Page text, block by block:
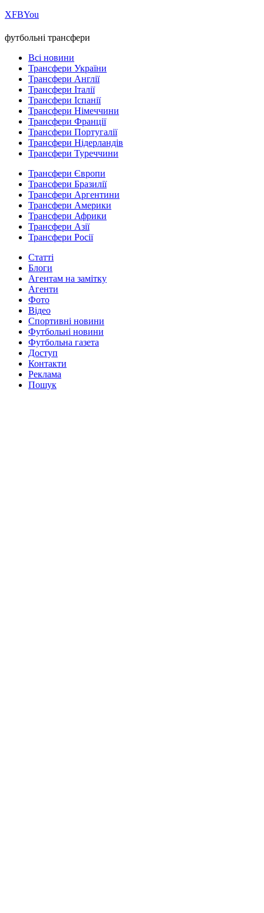
ХFBYou
футбольні трансфери
Всі новини
Трансфери України
Трансфери Англії
Трансфери Італії
Трансфери Іспанії
Трансфери Німеччини
Трансфери Франції
Трансфери Португалії
Трансфери Нідерландів
Трансфери Туреччини
Трансфери Європи
Трансфери Бразилії
Трансфери Аргентини
Трансфери Америки
Трансфери Африки
Трансфери Азії
Трансфери Росії
Статті
Блоги
Агентам на замітку
Агенти
Фото
Відео
Спортивні новини
Футбольні новини
Футбольна газета
Доступ
Контакти
Реклама
Пошук